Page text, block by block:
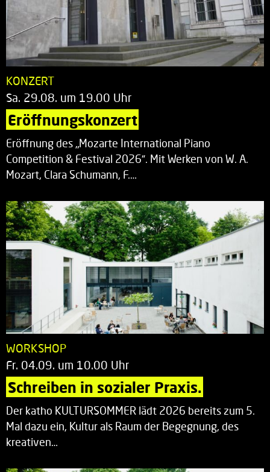
KONZERT
Sa. 29.08. um 19.00 Uhr
Eröffnungskonzert
Eröffnung des „Mozarte International Piano
Competition & Festival 2026“. Mit Werken von W. A.
Mozart, Clara Schumann, F.…
WORKSHOP
Fr. 04.09. um 10.00 Uhr
Schreiben in sozialer Praxis.
Der katho KULTURSOMMER lädt 2026 bereits zum 5.
Mal dazu ein, Kultur als Raum der Begegnung, des
kreativen…